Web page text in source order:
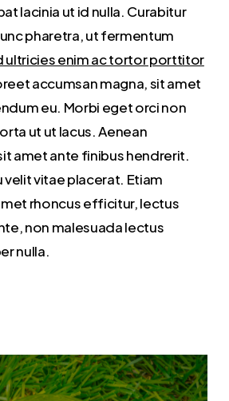
lacinia ut id nulla. Curabitur
pharetra, ut fermentum
ultricies enim ac tortor porttitor
accumsan magna, sit amet
eu. Morbi eget orci non
ut ut lacus. Aenean
amet ante finibus hendrerit.
velit vitae placerat. Etiam
rhoncus efficitur, lectus
non malesuada lectus
nulla.